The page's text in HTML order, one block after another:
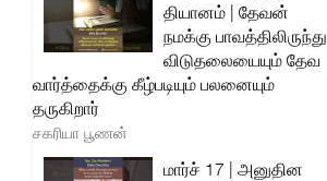
தியானம் | தேவன்
நமக்கு பாவத்திலிருந்து
விடுதலையையும் தேவ
வார்த்தைக்கு கீழ்படியும் பலனையும்
தருகிறார்
சகரியா பூணன்
மார்ச் 17 | அனுதின